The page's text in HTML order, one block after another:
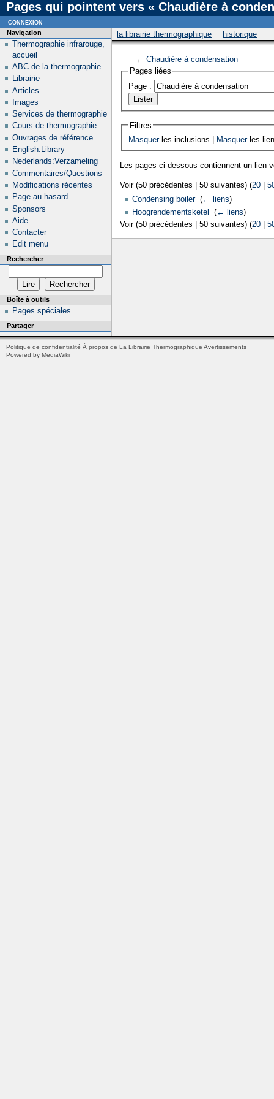
Pages qui pointent vers « Chaudière à
la librairie thermographique historique
← Chaudière à condensation
Pages liées
Page :
Filtres
Masquerles inclusions | Masquerles
Les pages ci-dessous contiennent un lien
Voir (50 précédentes | 50 suivantes) (20
Condensing boiler‎ (← liens)
Hoogrendementsketel (← liens)
Voir (50 précédentes | 50 suivantes) (20
Navigation
Thermographie infrarouge,
accueil
ABC de la thermographie
Librairie
Articles
Images
Services de thermographie
Cours de thermographie
Ouvrages de référence
English:Library
Nederlands:Verzameling
Commentaires/Questions
Modifications récentes
Page au hasard
Sponsors
Aide
Contacter
Edit menu
Rechercher
Boîte à outils
Pages spéciales
Partager
connexion
Politique de confidentialité À propos de La Librairie Thermographique Avertissements
Powered by MediaWiki